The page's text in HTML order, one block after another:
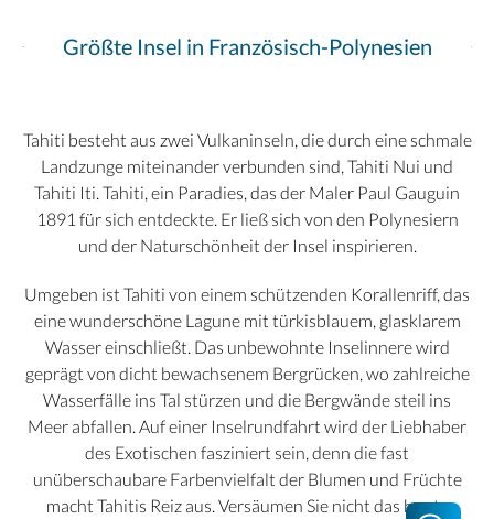
Größte Insel in Französisch-Polynesien
Tahiti besteht aus zwei Vulkaninseln, die durch eine schmale
Landzunge miteinander verbunden sind, Tahiti Nui und
Tahiti Iti. Tahiti, ein Paradies, das der Maler Paul Gauguin
1891 für sich entdeckte. Er ließ sich von den Polynesiern
und der Naturschönheit der Insel inspirieren.
Umgeben ist Tahiti von einem schützenden Korallenriff, das
eine wunderschöne Lagune mit türkisblauem, glasklarem
Wasser einschließt. Das unbewohnte Inselinnere wird
geprägt von dicht bewachsenem Bergrücken, wo zahlreiche
Wasserfälle ins Tal stürzen und die Bergwände steil ins
Meer abfallen. Auf einer Inselrundfahrt wird der Liebhaber
des Exotischen fasziniert sein, denn die fast
unüberschaubare Farbenvielfalt der Blumen und Früchte
macht Tahitis Reiz aus. Versäumen Sie nicht das bunte